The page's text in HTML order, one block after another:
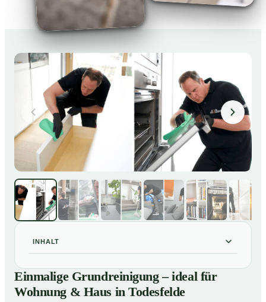
INHALT
Einmalige Grundreinigung – ideal für Wohnung & Haus
in Todesfelde
Einmalige Grundreinigung – ideal für
Wohnung & Haus in Todesfelde